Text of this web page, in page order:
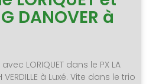
DANOVER à
LORIQUET dans le PX LA
VERDILLE à Luxé. Vite dans le trio